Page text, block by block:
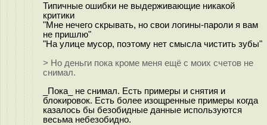
Типичные ошибки не выдерживающие никакой
критики
"Мне нечего скрывать, но свои логины-пароли я вам
не пришлю"
"На улице мусор, поэтому нет смысла чистить зубы"
> Но деньги пока кроме меня ещё с моих счетов не
снимал.
_Пока_ не снимал. Есть примеры и снятия и
блокировок. Есть более изощренные примеры когда
казалось бы безобидные данные используются
весьма небезобидно.